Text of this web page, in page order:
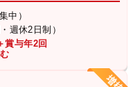
中）
週休2日制）
賞与年2回